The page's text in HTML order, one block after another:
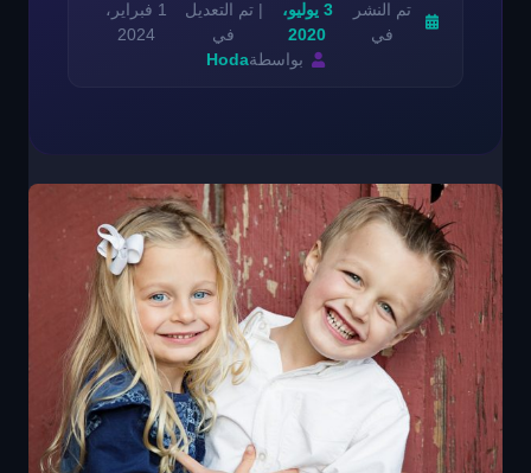
تم النشر
في
3 يوليو،
2020
| تم التعديل
في
1 فبراير،
2024
بواسطةHoda